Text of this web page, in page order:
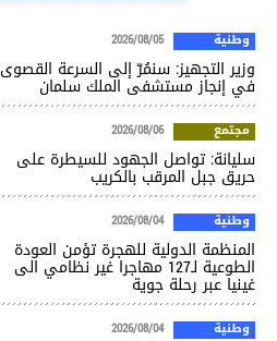
وطنية 2026/08/05
وزير التجهيز: سنمُرّ إلى السرعة القصوى
في إنجاز مستشفى الملك سلمان
مجتمع 2026/08/06
سليانة: تواصل الجهود للسيطرة على
حريق جبل المرقب بالكريب
وطنية 2026/08/04
المنظمة الدولية للهجرة تؤمن العودة
الطوعية لـ127 مهاجرا غير نظامي الى
غينيا عبر رحلة جوية
وطنية 2026/08/04